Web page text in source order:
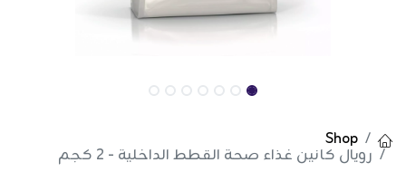
Shop
رويال كانين غذاء صحة القطط الداخلية - 2 كجم